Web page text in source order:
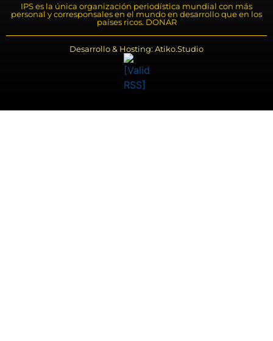
IPS es la única organización periodística mundial con más
personal y corresponsales en el mundo en desarrollo que en los
países ricos. DONAR
Desarrollo & Hosting: Atiko.Studio